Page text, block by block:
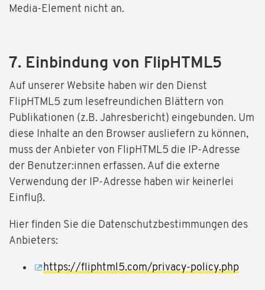
Media-Element nicht an.
7. Einbindung von FlipHTML5
Auf unserer Website haben wir den Dienst
FlipHTML5 zum lesefreundichen Blättern von
Publikationen (z.B. Jahresbericht) eingebunden. Um
diese Inhalte an den Browser ausliefern zu können,
muss der Anbieter von FlipHTML5 die IP-Adresse
der Benutzer:innen erfassen. Auf die externe
Verwendung der IP-Adresse haben wir keinerlei
Einfluß.
Hier finden Sie die Datenschutzbestimmungen des
Anbieters:
https://fliphtml5.com/privacy-policy.php